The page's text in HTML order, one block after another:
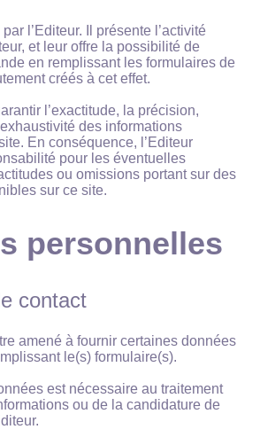
l’Editeur. Il présente l’activité
et leur offre la possibilité de
en remplissant les formulaires de
créés à cet effet.
l’exactitude, la précision,
des informations
En conséquence, l’Editeur
pour les éventuelles
ou omissions portant sur des
sur ce site.
personnelles
contact
amené à fournir certaines données
le(s) formulaire(s).
est nécessaire au traitement
ou de la candidature de